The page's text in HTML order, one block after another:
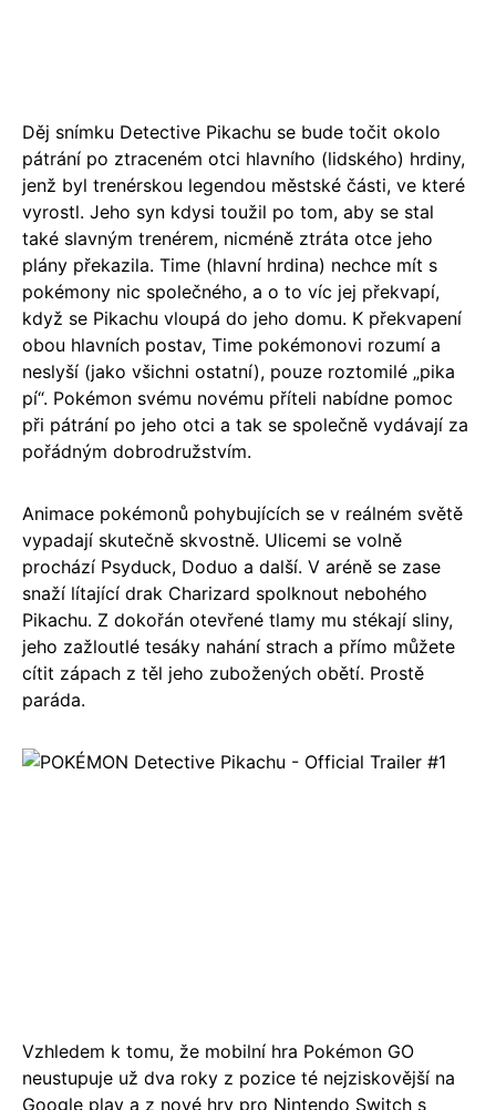
Děj snímku Detective Pikachu se bude točit okolo
pátrání po ztraceném otci hlavního (lidského) hrdiny,
jenž byl trenérskou legendou městské části, ve které
vyrostl. Jeho syn kdysi toužil po tom, aby se stal
také slavným trenérem, nicméně ztráta otce jeho
plány překazila. Time (hlavní hrdina) nechce mít s
pokémony nic společného, a o to víc jej překvapí,
když se Pikachu vloupá do jeho domu. K překvapení
obou hlavních postav, Time pokémonovi rozumí a
neslyší (jako všichni ostatní), pouze roztomilé „pika
pí“. Pokémon svému novému příteli nabídne pomoc
při pátrání po jeho otci a tak se společně vydávají za
pořádným dobrodružstvím.
Animace pokémonů pohybujících se v reálném světě
vypadají skutečně skvostně. Ulicemi se volně
prochází Psyduck, Doduo a další. V aréně se zase
snaží lítající drak Charizard spolknout nebohého
Pikachu. Z dokořán otevřené tlamy mu stékají sliny,
jeho zažloutlé tesáky nahání strach a přímo můžete
cítit zápach z těl jeho zubožených obětí. Prostě
paráda.
Vzhledem k tomu, že mobilní hra Pokémon GO
neustupuje už dva roky z pozice té nejziskovější na
Google play a z nové hry pro Nintendo Switch s